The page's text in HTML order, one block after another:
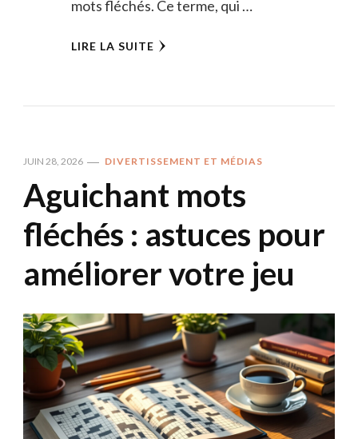
mots fléchés. Ce terme, qui …
LIRE LA SUITE
JUIN 28, 2026 DIVERTISSEMENT ET MÉDIAS
Aguichant mots
fléchés : astuces pour
améliorer votre jeu